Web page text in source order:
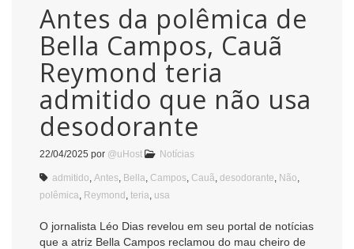
Antes da polêmica de
Bella Campos, Cauã
Reymond teria
admitido que não usa
desodorante
22/04/2025 por @uHost Notícias
admitido Antes Bella Campos Cauã desodorante Não
polêmica Reymond teria usa
O jornalista Léo Dias revelou em seu portal de notícias
que a atriz Bella Campos reclamou do mau cheiro de